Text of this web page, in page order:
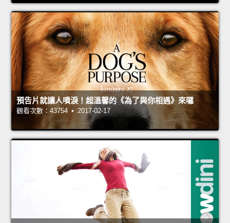
預告片就讓人噴淚！超溫馨的《為了與你相遇》來囉
觀看次數：43754 • 2017-02-17